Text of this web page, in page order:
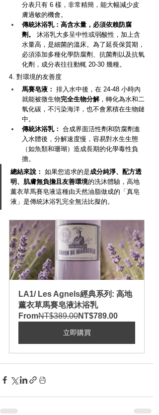
分表只有 6 樣，非常精簡，能大幅減少皮
膚過敏的機會。
傳統沐浴乳：高含水量，必須依賴防腐
劑。
沐浴乳大多呈中性或弱酸性，加上含
水量高，是細菌的溫床。為了延長保質期，
必須添加多種化學防腐劑、抗菌劑以及抗氧
化劑，成分表往往動輒 20-30 幾種。
4. 對環境的友善度
馬賽皂液： 排入水中後，在 24-48 小時內
就能被微生物完全生物分解，轉化為水和二
氧化碳，不污染海洋，也不會累積在生物鏈
中。
傳統沐浴乳： 合成界面活性劑和防腐劑進
入水體後，分解速度慢，容易對水生生態
（如魚類和珊瑚）造成長期的化學毒性負
擔。
總結來說： 如果您追求的是成分純淨、配方透
明、肌膚無負擔且友善環境的洗沐體驗，高地
薰衣草馬賽皂液這種由天然油脂做成的「真皂
液」是傳統沐浴乳完全無法比擬的。
LA1/ Les Agnels經典系列: 高地
薰衣草馬賽皂液沐浴乳
FromNT$389.00NT$789.00
立即購買